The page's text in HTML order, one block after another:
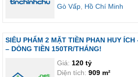
Gò Vấp Hồ Chí Minh
SIÊU PHẨM 2 MẶT TIỀN PHAN HUY ÍCH
– DÒNG TIỀN 150TR/THÁNG!
Giá: 120 tỷ
Diện tích: 909 m²